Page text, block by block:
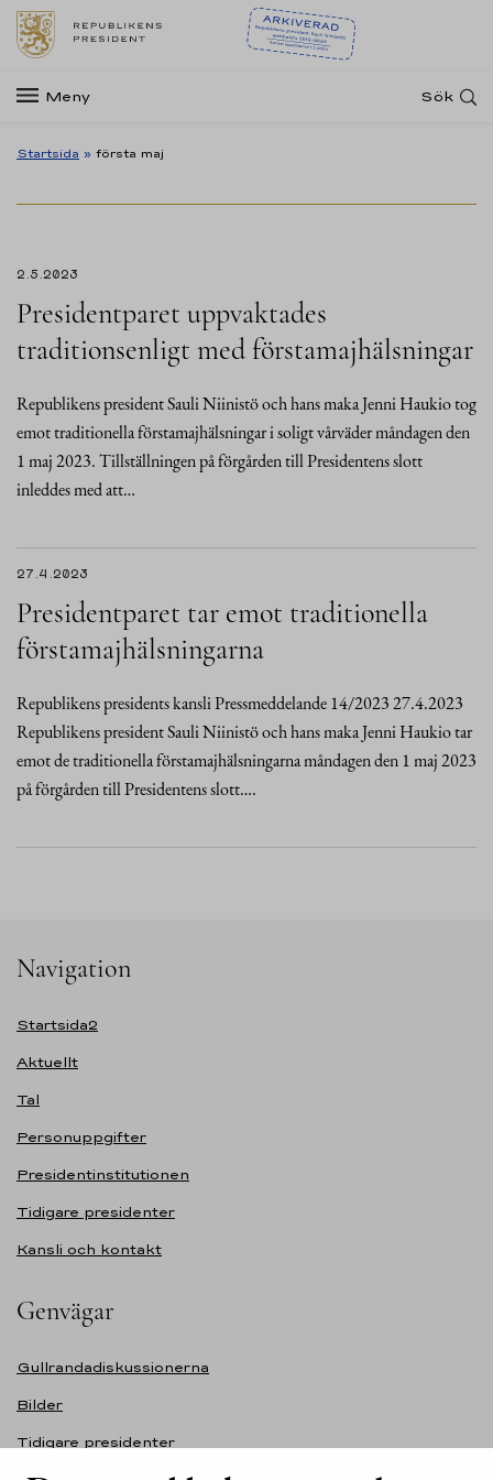
Meny Sök
Startsida » första maj
2.5.2023
Presidentparet uppvaktades
traditionsenligt med förstamajhälsningar
Republikens president Sauli Niinistö och hans maka Jenni Haukio tog
emot traditionella förstamajhälsningar i soligt vårväder måndagen den
1 maj 2023. Tillställningen på förgården till Presidentens slott
inleddes med att…
27.4.2023
Presidentparet tar emot traditionella
förstamajhälsningarna
Republikens presidents kansli Pressmeddelande 14/2023 27.4.2023
Republikens president Sauli Niinistö och hans maka Jenni Haukio tar
emot de traditionella förstamajhälsningarna måndagen den 1 maj 2023
på förgården till Presidentens slott….
Navigation
Startsida2
Aktuellt
Tal
Personuppgifter
Presidentinstitutionen
Tidigare presidenter
Kansli och kontakt
Genvägar
Gullrandadiskussionerna
Bilder
Tidigare presidenter